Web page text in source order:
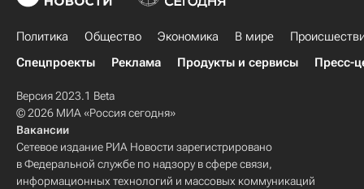
Политика Общество Экономика В мире
Спецпроекты
Реклама Продукты и сервисы Пресс-
Версия 2023.1 Beta
© 2026 МИА «Россия сегодня»
Вакансии
Сетевое издание РИА Новости зарегистрировано
в Федеральной службе по надзору в сфере связи,
информационных технологий и массовых коммуникаций